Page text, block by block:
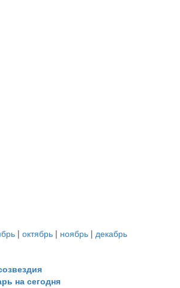
| октябрь | ноябрь | декабрь
на сегодня